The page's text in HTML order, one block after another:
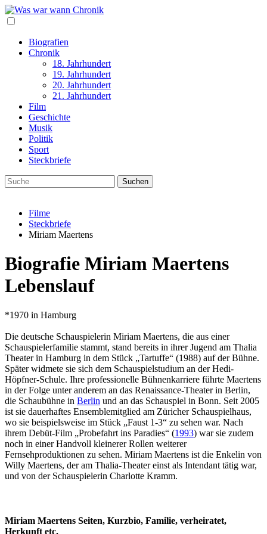
Biografien
Chronik
18. Jahrhundert
19. Jahrhundert
20. Jahrhundert
21. Jahrhundert
Film
Geschichte
Musik
Politik
Sport
Steckbriefe
Filme
Steckbriefe
Miriam Maertens
Biografie Miriam Maertens
Lebenslauf
*1970 in Hamburg
Die deutsche Schauspielerin Miriam Maertens, die aus einer
Schauspielerfamilie stammt, stand bereits in ihrer Jugend am Thalia
Theater in Hamburg in dem Stück „Tartuffe“ (1988) auf der Bühne.
Später widmete sie sich dem Schauspielstudium an der Hedi-
Höpfner-Schule. Ihre professionelle Bühnenkarriere führte Maertens
in der Folge unter anderem an das Renaissance-Theater in Berlin,
die Schaubühne in Berlin und an das Schauspiel in Bonn. Seit 2005
ist sie dauerhaftes Ensemblemitglied am Züricher Schauspielhaus,
wo sie beispielsweise im Stück „Faust 1-3“ zu sehen war. Nach
ihrem Debüt-Film „Probefahrt ins Paradies“ (1993) war sie zudem
noch in einer Handvoll kleinerer Rollen weiterer
Fernsehproduktionen zu sehen. Miriam Maertens ist die Enkelin von
Willy Maertens, der am Thalia-Theater einst als Intendant tätig war,
und von der Schauspielerin Charlotte Kramm.
Miriam Maertens Seiten, Kurzbio, Familie, verheiratet,
Herkunft etc.